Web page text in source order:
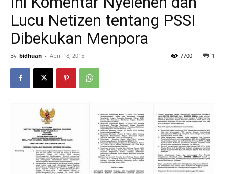
Lucu Netizen tentang PSSI
Dibekukan Menpora
By bidhuan - April 18, 2015 1
7700